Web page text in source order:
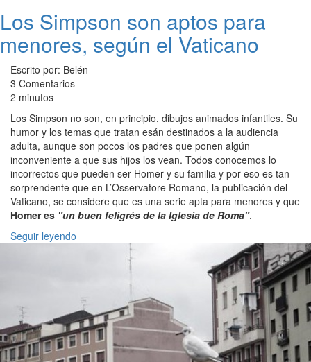
Los Simpson son aptos para
menores, según el Vaticano
Escrito por: Belén
3 Comentarios
2 minutos
Los Simpson no son, en principio, dibujos animados infantiles. Su
humor y los temas que tratan esán destinados a la audiencia
adulta, aunque son pocos los padres que ponen algún
inconveniente a que sus hijos los vean. Todos conocemos lo
incorrectos que pueden ser Homer y su familia y por eso es tan
sorprendente que en L’Osservatore Romano, la publicación del
Vaticano, se considere que es una serie apta para menores y que
Homer es "un buen feligrés de la Iglesia de Roma".
Seguir leyendo